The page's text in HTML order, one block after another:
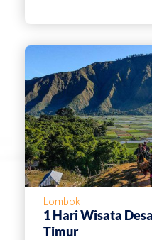
e
d
4
.
5
o
u
t
o
f
Lombok
1 Hari Wisata
Timur